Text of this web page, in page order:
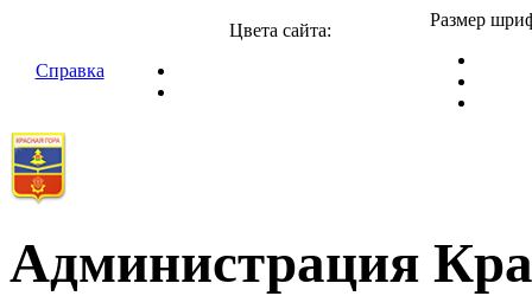
Справка
Цвета сайта:
Размер
Администрация